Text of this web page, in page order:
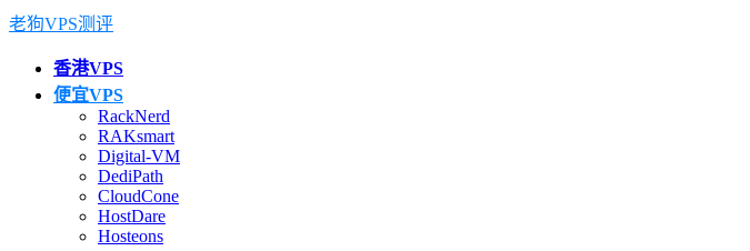
老狗VPS测评
香港VPS
便宜VPS
RackNerd
RAKsmart
Digital-VM
DediPath
CloudCone
HostDare
Hosteons